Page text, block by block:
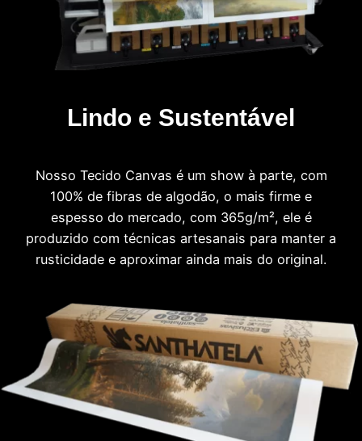
Lindo e Sustentável
Nosso Tecido Canvas é um show à parte, com
100% de fibras de algodão, o mais firme e
espesso do mercado, com 365g/m², ele é
produzido com técnicas artesanais para manter a
rusticidade e aproximar ainda mais do original.